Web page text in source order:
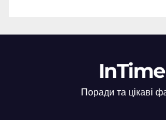
InTime
Поради та цікаві